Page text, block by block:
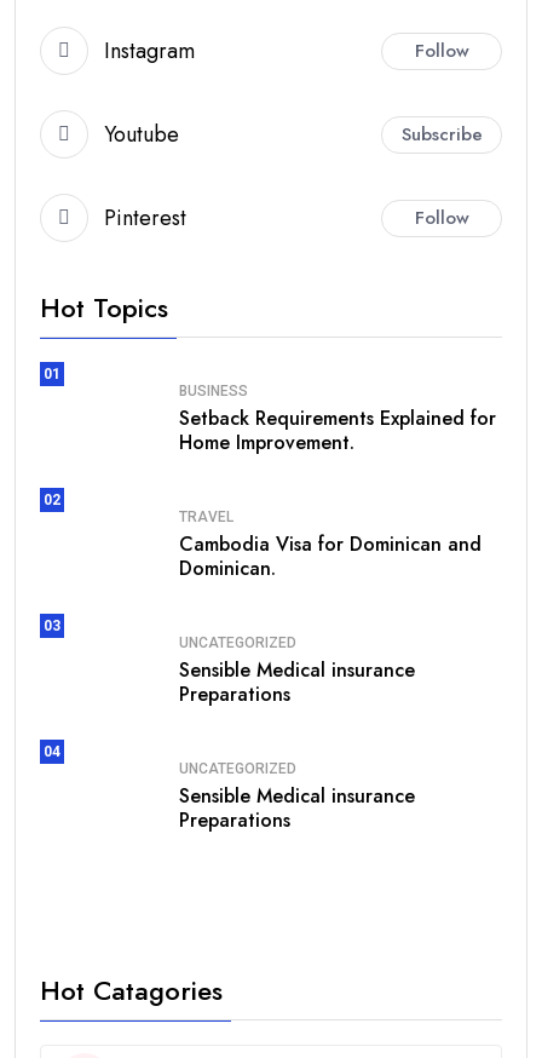
Instagram Follow
Youtube Subscribe
Pinterest Follow
Hot Topics
01
BUSINESS
Setback Requirements Explained for
Home Improvement.
02
TRAVEL
Cambodia Visa for Dominican and
Dominican.
03
UNCATEGORIZED
Sensible Medical insurance
Preparations
04
UNCATEGORIZED
Sensible Medical insurance
Preparations
Hot Catagories